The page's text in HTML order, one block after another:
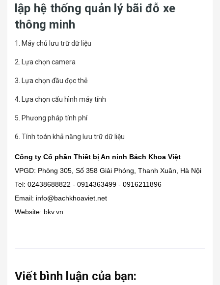
lập hệ thống quản lý bãi đỗ xe
thông minh
1. Máy chủ lưu trữ dữ liệu
2. Lựa chọn camera
3. Lựa chọn đầu đọc thẻ
4. Lựa chọn cấu hình máy tính
5. Phương pháp tính phí
6. Tính toán khả năng lưu trữ dữ liệu
Công ty Cổ phần Thiết bị An ninh Bách Khoa Việt
VPGD: Phòng 305, Số 358 Giải Phóng, Thanh Xuân, Hà Nội
Tel: 02438688822 - 0914363499 - 0916211896
Email: info@bachkhoaviet.net
Website: bkv.vn
Viết bình luận của bạn: